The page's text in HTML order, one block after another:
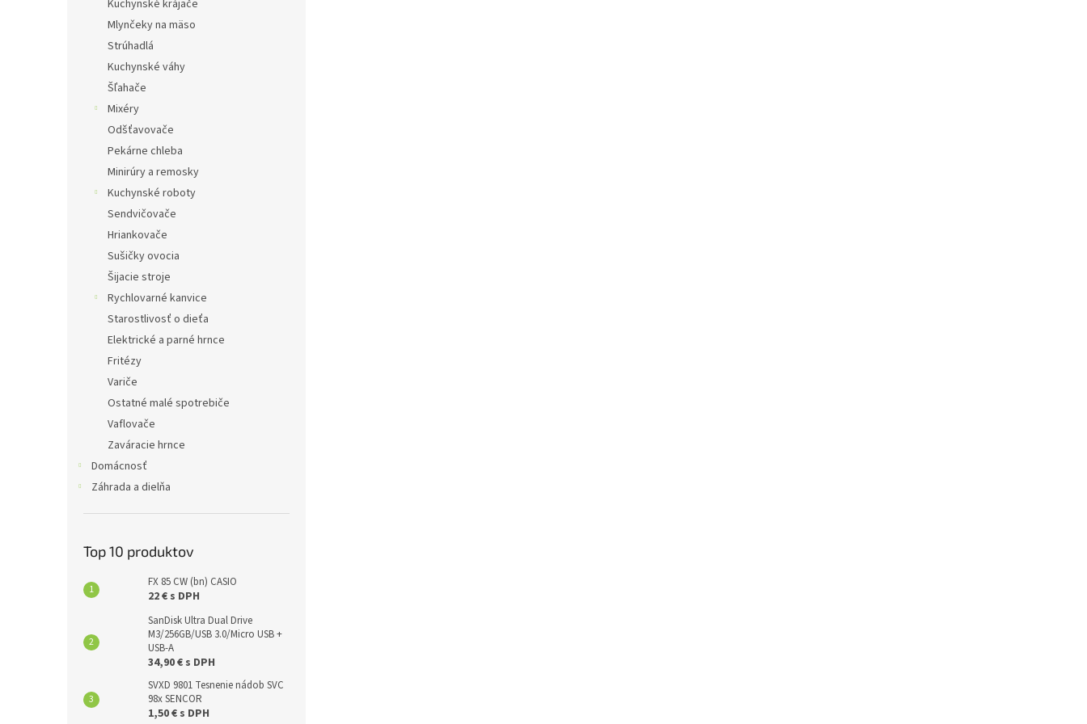
Kuchynské krájače
Mlynčeky na mäso
Strúhadlá
Kuchynské váhy
Šľahače
Mixéry
Odšťavovače
Pekárne chleba
Minirúry a remosky
Kuchynské roboty
Sendvičovače
Hriankovače
Sušičky ovocia
Šijacie stroje
Rychlovarné kanvice
Starostlivosť o dieťa
Elektrické a parné hrnce
Fritézy
Variče
Ostatné malé spotrebiče
Vaflovače
Zaváracie hrnce
Domácnosť
Záhrada a dielňa
Top 10 produktov
FX 85 CW (bn) CASIO
22 € s DPH
SanDisk Ultra Dual Drive
M3/256GB/USB 3.0/Micro USB +
USB-A
34,90 € s DPH
SVXD 9801 Tesnenie nádob SVC
98x SENCOR
1,50 € s DPH